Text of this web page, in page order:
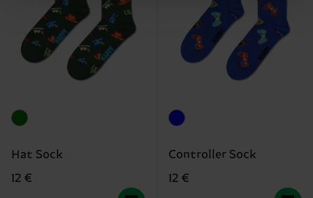
Hat Sock
12 €
Controller Sock
12 €